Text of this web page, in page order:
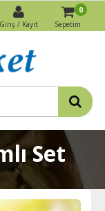
Set
Giriş / Kayıt Sepetim
0